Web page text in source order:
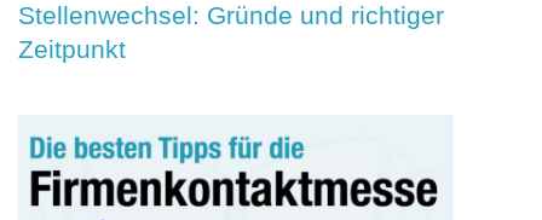
Stellenwechsel: Gründe und richtiger
Zeitpunkt